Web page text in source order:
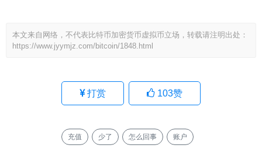
本文来自网络，不代表比特币加密货币虚拟币立场，转载请注明出处：
https://www.jyymjz.com/bitcoin/1848.html
打赏 103赞
充值 少了 怎么回事 账户